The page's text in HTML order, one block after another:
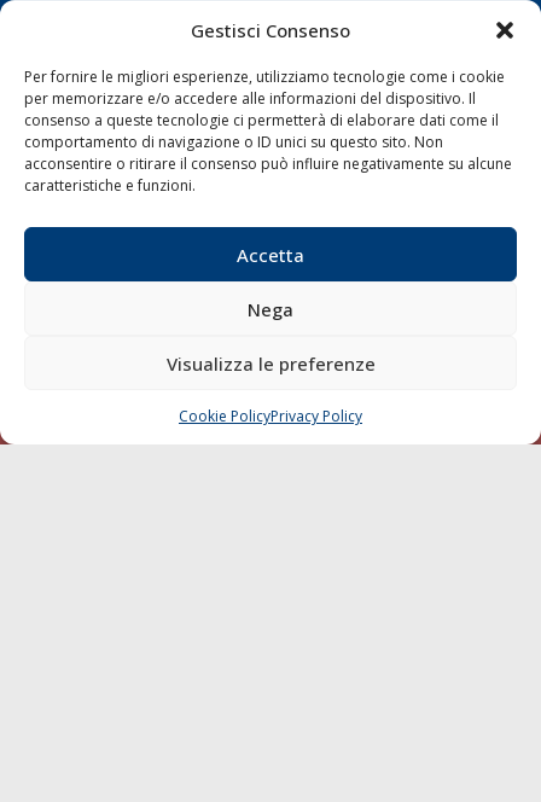
Gestisci Consenso
Per fornire le migliori esperienze, utilizziamo tecnologie come i cookie
per memorizzare e/o accedere alle informazioni del dispositivo. Il
consenso a queste tecnologie ci permetterà di elaborare dati come il
comportamento di navigazione o ID unici su questo sito. Non
acconsentire o ritirare il consenso può influire negativamente su alcune
caratteristiche e funzioni.
Accetta
Nega
Visualizza le preferenze
Cookie PolicyPrivacy Policy
Shipping
Trasporti
Varie
Sostenibilità
Chi siamo
SEGUI
CHIAMA SCRIVI